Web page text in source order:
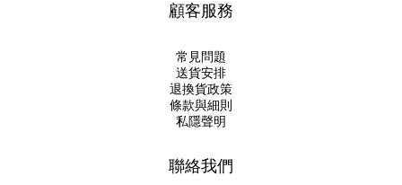
顧客服務
常見問題
送貨安排
退換貨政策
條款與細則
私隱聲明
聯絡我們